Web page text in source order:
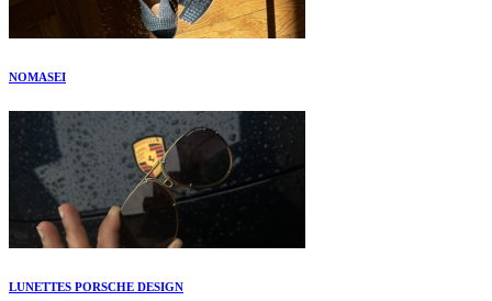
NOMASEI
LUNETTES PORSCHE DESIGN